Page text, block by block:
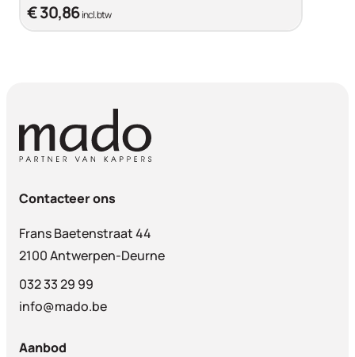
€ 30,86incl. btw
Contacteer ons
Frans Baetenstraat 44
2100 Antwerpen-Deurne
032 33 29 99
info@mado.be
Aanbod